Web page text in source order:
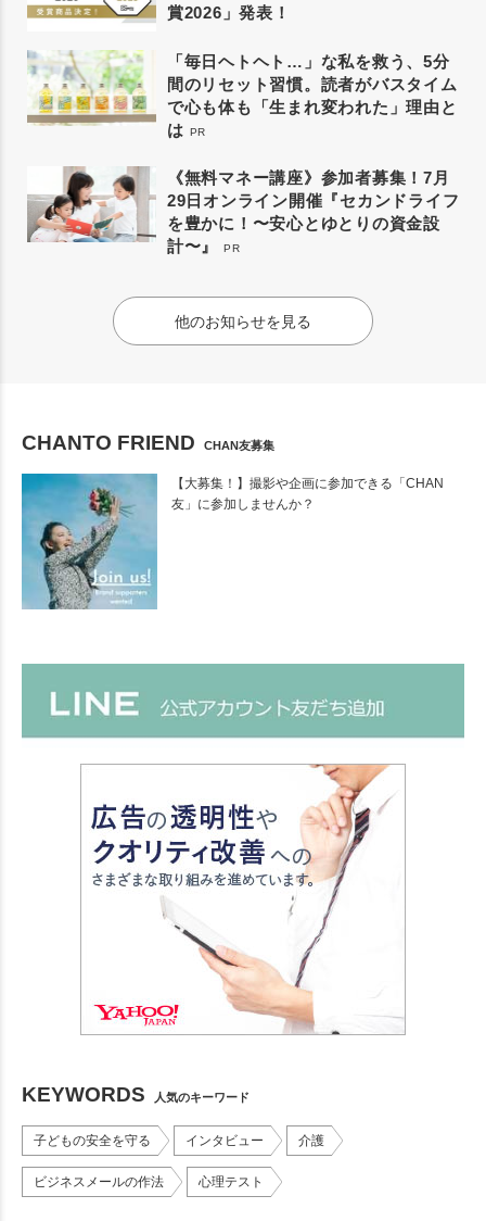
賞2026」発表！
「毎日ヘトヘト…」な私を救う、5分
間のリセット習慣。読者がバスタイム
で心も体も「生まれ変われた」理由と
は PR
《無料マネー講座》参加者募集！7月
29日オンライン開催『セカンドライフ
を豊かに！〜安心とゆとりの資金設
計〜』
PR
他のお知らせを見る
CHANTO FRIEND CHAN友募集
【大募集！】撮影や企画に参加できる「CHAN
友」に参加しませんか？
KEYWORDS 人気のキーワード
子どもの安全を守る インタビュー 介護
ビジネスメールの作法 心理テスト